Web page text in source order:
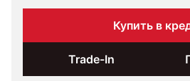
Купить в
Trade-In